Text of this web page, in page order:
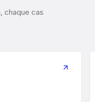
chaque cas